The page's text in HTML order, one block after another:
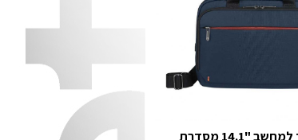
תיק צד למחשב "14.1 מסדרת